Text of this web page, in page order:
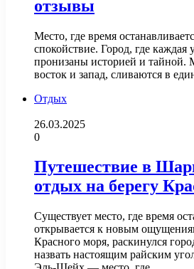
отзывы
Место, где время
спокойствие. Город, где
пронизаны историей и тайной.
восток и запад, сливаются в
Отдых
26.03.2025
0
Путешествие в
отдых на берегу
Существует место, где время
открывается к новым
Красного моря, раскинулся
назвать настоящим райским